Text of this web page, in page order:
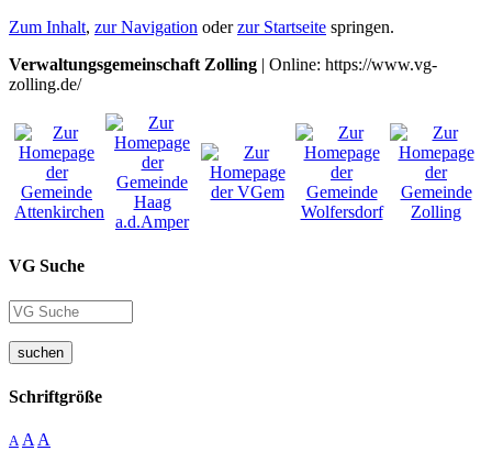
Zum Inhalt, zur Navigation oderzur Startseite springen.
Verwaltungsgemeinschaft Zolling | Online: https://www.vg-
zolling.de/
VG Suche
suchen
Schriftgröße
A A A